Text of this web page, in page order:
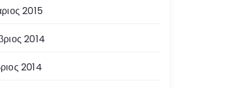
2015
2014
2014